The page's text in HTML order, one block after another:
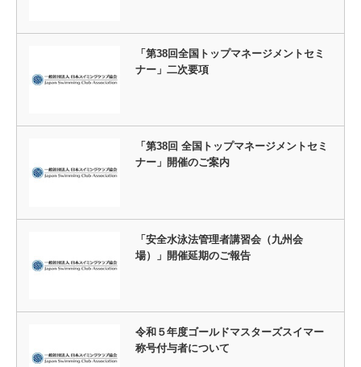
「第38回全国トップマネージメントセミ
ナー」二次要項
「第38回 全国トップマネージメントセミ
ナー」開催のご案内
「安全水泳法管理者講習会（九州会
場）」開催延期のご報告
令和５年度ゴールドマスターズスイマー
称号付与者について